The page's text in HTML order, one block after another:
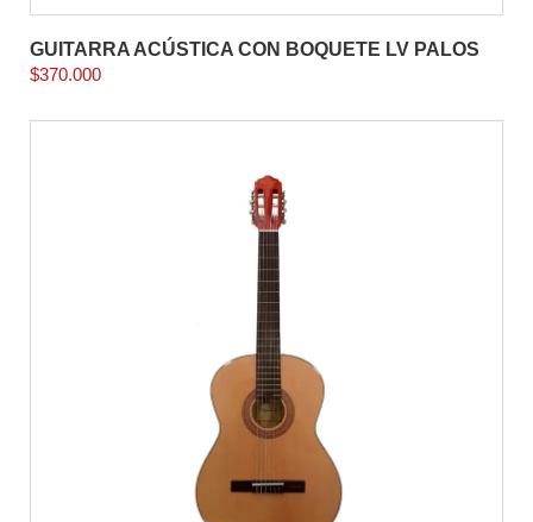
GUITARRA ACÚSTICA CON BOQUETE LV PALOS
$370.000